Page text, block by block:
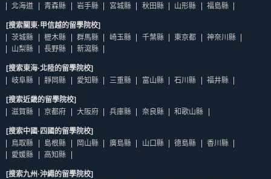
北海道
青森縣 岩手縣 宮城縣 秋田縣 山形縣 福島縣
[搜索關東·甲信越的留學院校]
茨城縣
櫪木縣 群馬縣 崎玉縣 千葉縣 東京都
神奈川縣
山梨縣
長野縣 新瀉縣
[搜索東海·北陸的留學院校]
岐阜縣
靜岡縣 愛知縣 三重縣 富山縣 石川縣 福井縣
[搜索近畿的留學院校]
滋賀縣
京都府 大阪府 兵庫縣 奈良縣 和歌山縣
[搜索中國·四國的留學院校]
鳥取縣
島根縣 岡山縣 廣島縣 山口縣 德島縣
香川縣
愛媛縣
高知縣
[搜索九州·沖繩的留學院校]